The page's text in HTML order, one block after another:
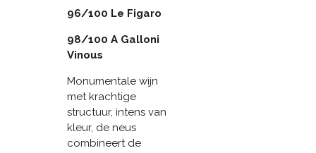
96/100 Le Figaro
98/100 A Galloni
Vinous
Monumentale wijn
met krachtige
structuur, intens van
kleur, de neus
combineert de